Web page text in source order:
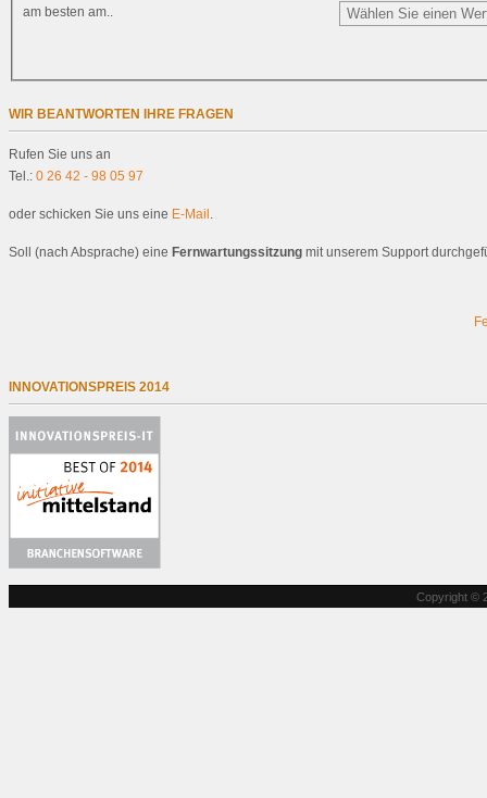
am besten am..
WIR BEANTWORTEN IHRE FRAGEN
Rufen Sie uns an
Tel.: 0 26 42 - 98 05 97
oder schicken Sie uns eine E-Mail .
Soll (nach Absprache) eine Fernwartungssitzung mit unserem Support
INNOVATIONSPREIS 2014
Copyright ©